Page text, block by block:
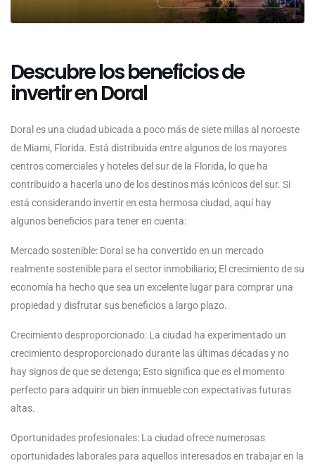
Descubre los beneficios de
invertir en Doral
Doral es una ciudad ubicada a poco más de siete millas al noroeste
de Miami, Florida. Está distribuida entre algunos de los mayores
centros comerciales y hoteles del sur de la Florida, lo que ha
contribuido a hacerla uno de los destinos más icónicos del sur. Si
está considerando invertir en esta hermosa ciudad, aquí hay
algunos beneficios para tener en cuenta:
Mercado sostenible: Doral se ha convertido en un mercado
realmente sostenible para el sector inmobiliario; El crecimiento de su
economía ha hecho que sea un excelente lugar para comprar una
propiedad y disfrutar sus beneficios a largo plazo.
Crecimiento desproporcionado: La ciudad ha experimentado un
crecimiento desproporcionado durante las últimas décadas y no
hay signos de que se detenga; Esto significa que es el momento
perfecto para adquirir un bien inmueble con expectativas futuras
altas.
Oportunidades profesionales: La ciudad ofrece numerosas
oportunidades laborales para aquellos interesados en trabajar en la